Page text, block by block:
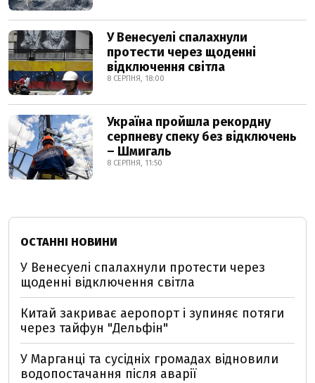
У Венесуелі спалахнули
протести через щоденні
відключення світла
8 СЕРПНЯ, 18:00
Україна пройшла рекордну
серпневу спеку без відключень
– Шмигаль
8 СЕРПНЯ, 11:50
ОСТАННІ НОВИНИ
У Венесуелі спалахнули протести через
щоденні відключення світла
Китай закриває аеропорт і зупиняє потяги
через тайфун "Дельфін"
У Марганці та сусідніх громадах відновили
водопостачання після аварії